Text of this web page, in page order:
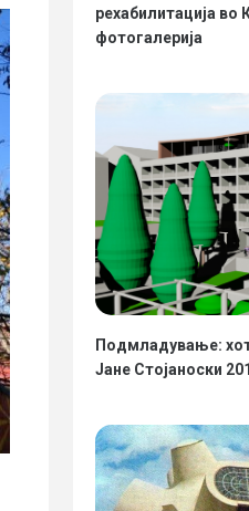
рехабилитација во
фотогалерија
Подмладување:
Јане Стојаноски